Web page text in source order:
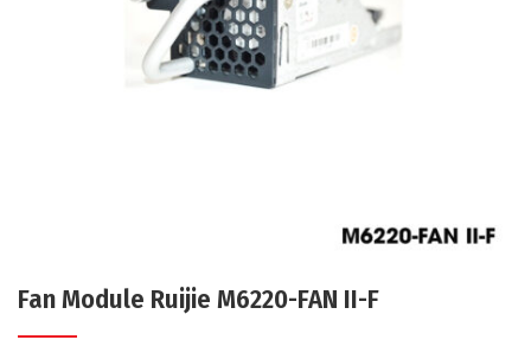
Fan Module Ruijie M6220-FAN II-F